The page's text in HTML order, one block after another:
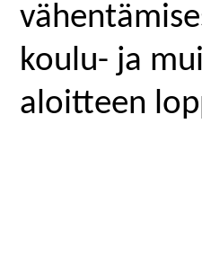
koulu- ja
aloitteen